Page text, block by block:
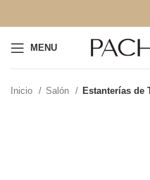
MENU
Inicio Salón Estanterías de